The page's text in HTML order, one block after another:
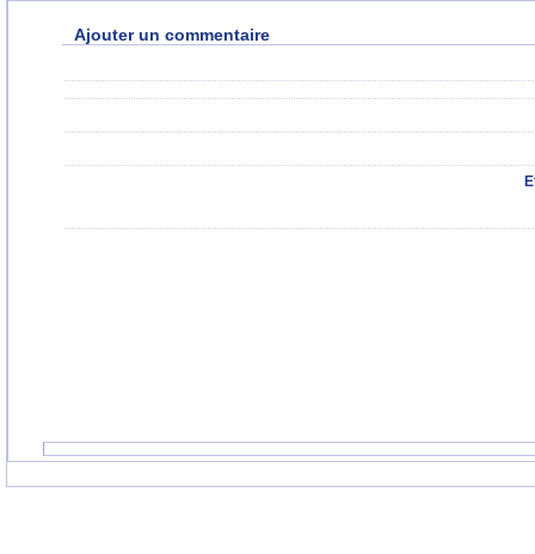
Ajouter un commentaire